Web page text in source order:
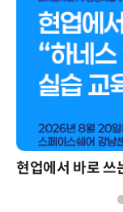
현업에서 바로